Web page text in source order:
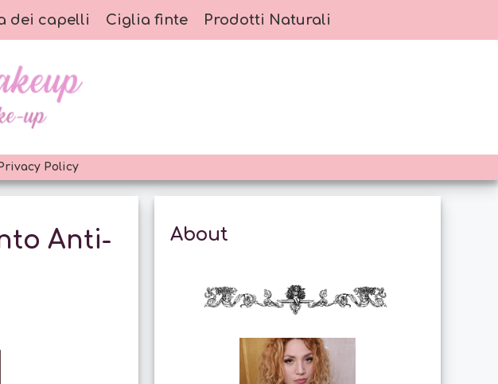
dei capelli Ciglia finte Prodotti Naturali
Privacy Policy
Anti-
About